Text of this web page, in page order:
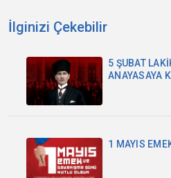
İlginizi Çekebilir
5 ŞUBAT
ANAYASAYA
1 MAYIS